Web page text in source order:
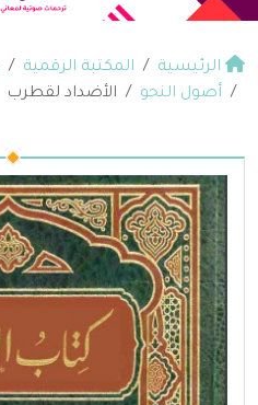
الرئيسية المكتبة الرقمية
أصول النحو
الأضداد لقطرب